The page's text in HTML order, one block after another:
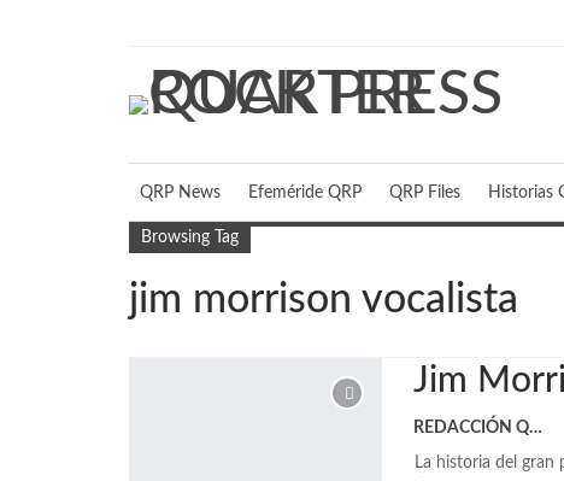
QRP News Efeméride QRP QRP Files Historias
Browsing Tag
jim morrison vocalista
Jim
REDACCIÓN QRP
La historia del gran